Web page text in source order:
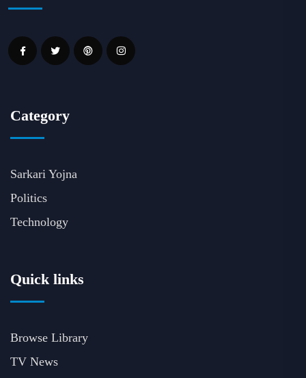
Category
Sarkari Yojna
Politics
Technology
Quick links
Browse Library
TV News